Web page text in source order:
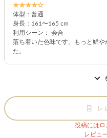
★★★★☆
体型：普通
身長：161〜165 cm
利用シーン： 会合
落ち着いた色味です。もっと鮮
た。
レ
投稿にはロ
レビュ